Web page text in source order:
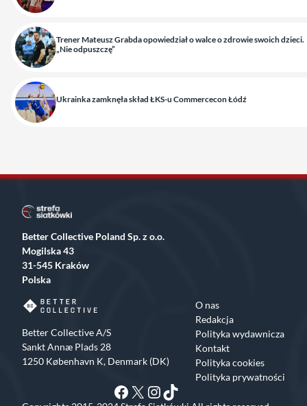
Trener Mateusz Grabda opowiedział o walce o zdrowie swoich dzieci.
„Nie odpuszczę”
Ukrainka zamknęła skład ŁKS-u Commercecon Łódź
Better Collective Poland Sp. z o.o.
Mogilska 43
31-545 Kraków
Polska
Better Collective A/S
Sankt Annæ Plads 28
1250 København K, Denmark (DK)
O nas
Redakcja
Polityka wydawnicza
Kontakt
Polityka cookies
Polityka prywatności
Facebook
X Instagram
TikTok